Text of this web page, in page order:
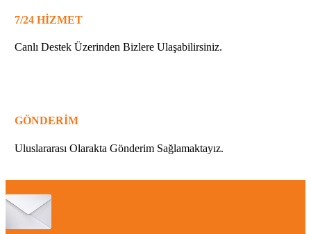
7/24 HİZMET
Canlı Destek Üzerinden Bizlere Ulaşabilirsiniz.
GÖNDERİM
Uluslararası Olarakta Gönderim Sağlamaktayız.